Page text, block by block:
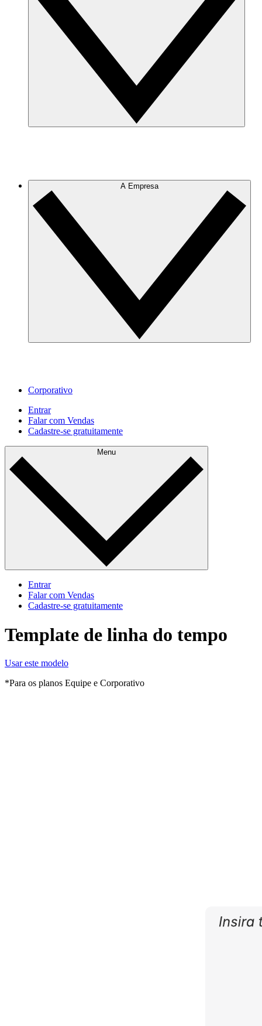
A Empresa
Corporativo
Entrar
Falar com Vendas
Cadastre‐se gratuitamente
Menu
Entrar
Falar com Vendas
Cadastre‐se gratuitamente
Template de linha do tempo
Usar este modelo
*Para os planos Equipe e Corporativo